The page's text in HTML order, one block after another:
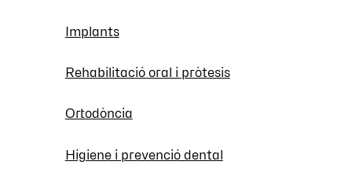
Implants
Rehabilitació oral i pròtesis
Ortodòncia
Higiene i prevenció dental